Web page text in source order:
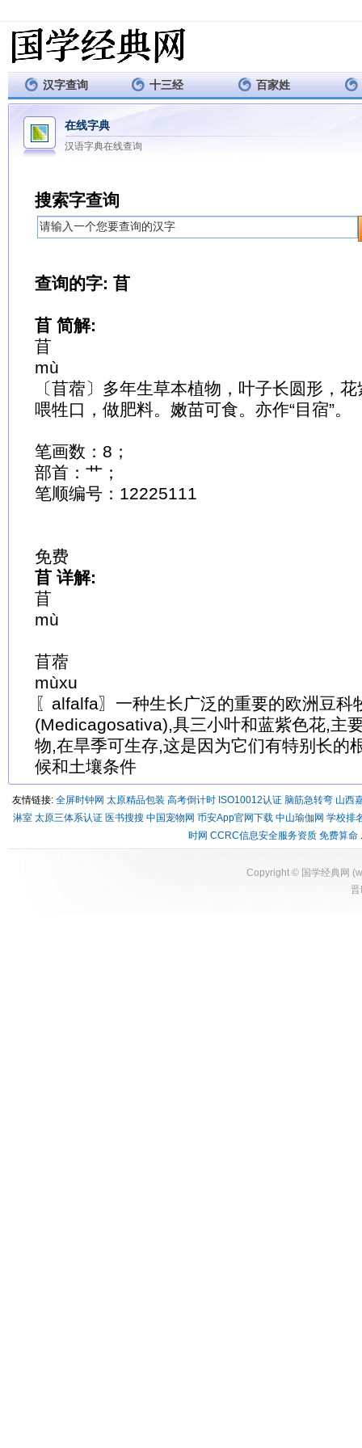
汉字查询 十三经 百家姓
在线字典
汉语字典在线查询
搜索字查询
查询的字: 苜
苜 简解:
苜
mù
〔苜蓿〕多年生草本植物，叶子长圆形，
喂牲口，做肥料。嫩苗可食。亦作“目宿”。
笔画数：8；
部首：艹；
笔顺编号：12225111
免费
苜 详解:
苜
mù
苜蓿
mùxu
〖alfalfa〗一种生长广泛的重要的欧洲豆科
(Medicagosativa),具三小叶和蓝紫色花,主
物,在旱季可生存,这是因为它们有特别长的
候和土壤条件
友情链接: 全屏时钟网 太原精品包装 高考倒计时 ISO10012认证 脑筋急转弯 山西
淋室 太原三体系认证 医书搜搜 中国宠物网 币安App官网下载 中山瑜伽网 学校排
时网 CCRC信息安全服务资质 免费算命
Copyright © 国学经典网 (